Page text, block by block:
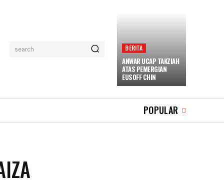
search BERITA
ANWAR UCAP TAKZIAH
ATAS PEMERGIAN
EUSOFF CHIN
POPULAR